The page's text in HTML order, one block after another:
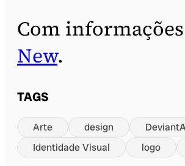
Com
New.
TAGS
Arte design
Identidade Visual
logo